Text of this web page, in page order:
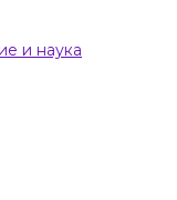
и наука